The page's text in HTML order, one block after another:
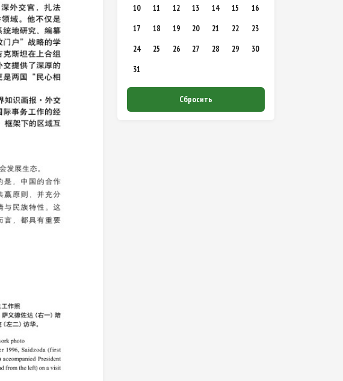
10
11 12 13 14 15
16
17
18 19 20 21 22
23
24
25 26 27 28 29
30
31
Сбросить